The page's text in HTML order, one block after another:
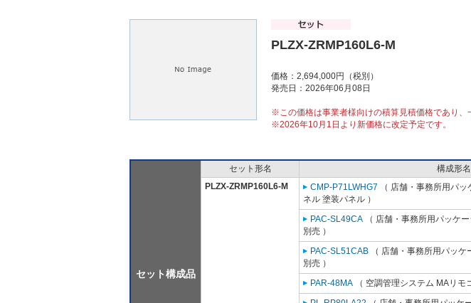
PLZX-ZRMP160L6-M
価格：2,694,000円（税別）
発売日：2026年06月08日
※この価格は事業者様向けの積算見積価格であり、
※2026年10月1日より新価格に改定予定です。
セット構成品
セット形名 構成形名
PLZX-ZRMP160L6-M
CMP-P71LWHG7 （ 店舗・事務所用パ
ネル 塗装パネル ）
PAC-SL49CA （ 店舗・事務所用パッケ
別売 ）
PAC-SL51CAB （ 店舗・事務所用パッ
別売 ）
PAR-48MA （ 空調管理システム MAリモ